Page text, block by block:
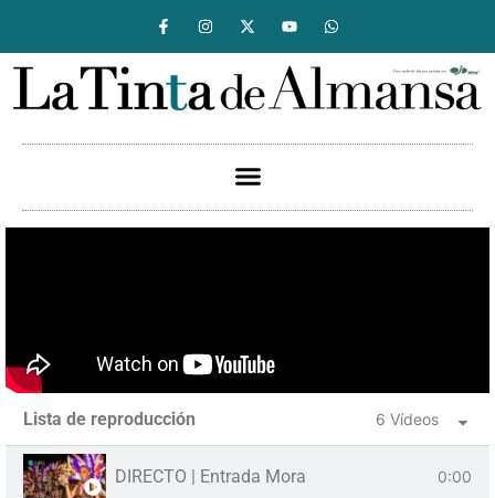
Lista de reproducción 6 Vídeos
DIRECTO | Entrada Mora 0:00